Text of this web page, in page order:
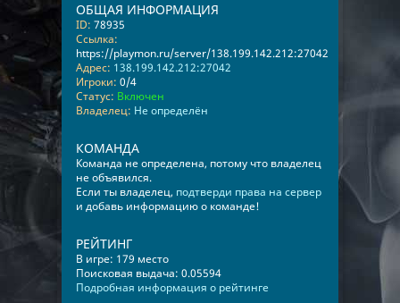
ОБЩАЯ ИНФОРМАЦИЯ
ID: 78935
Ссылка:
https://playmon.ru/server/138.199.142.212:27042
Адрес: 138.199.142.212:27042
Игроки: 0/4
Статус: Включен
Владелец: Не определён
КОМАНДА
Команда не определена, потому что владелец
не объявился.
Если ты владелец, подтверди права на сервер
и добавь информацию о команде!
РЕЙТИНГ
В игре: 179 место
Поисковая выдача: 0.05594
Подробная информация о рейтинге